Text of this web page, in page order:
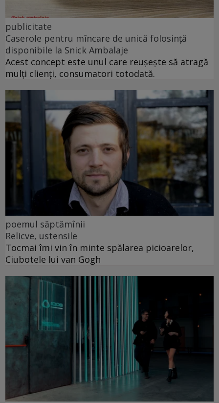
publicitate
Caserole pentru mîncare de unică folosință
disponibile la Snick Ambalaje
Acest concept este unul care reușește să atragă
mulți clienți, consumatori totodată.
poemul săptămînii
Relicve, ustensile
Tocmai îmi vin în minte spălarea picioarelor,
Ciubotele lui van Gogh